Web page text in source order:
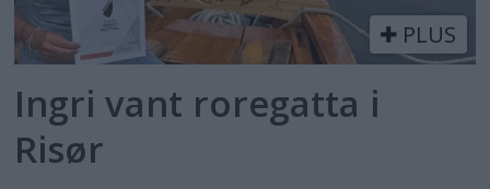
PLUS
Ingri vant roregatta i
Risør